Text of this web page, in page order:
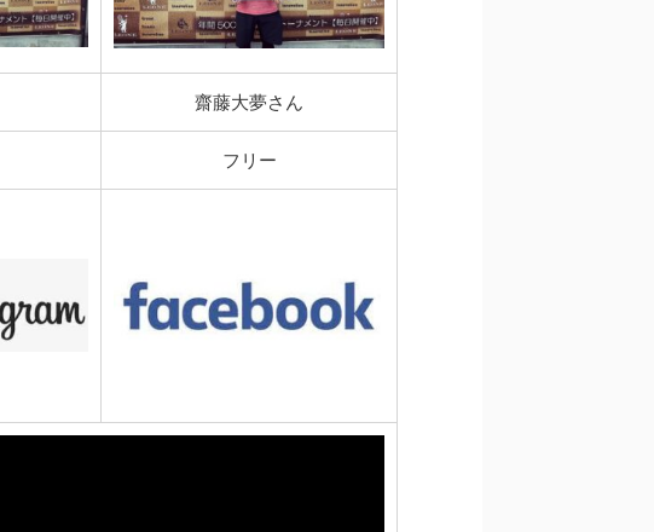
齋藤大夢さん
フリー